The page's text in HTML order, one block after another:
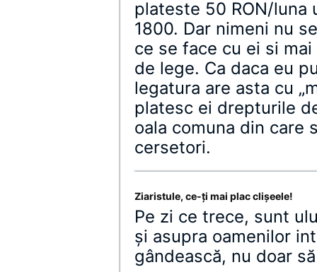
plateste 50 RON/luna
1800. Dar nimeni nu
ce se face cu ei si
de lege. Ca daca eu
legatura are asta cu
platesc ei drepturile
oala comuna din care
cersetori.
Ziaristule, ce-ţi mai plac clişeele!
Pe zi ce trece, sunt
şi asupra oamenilor
gândească, nu doar